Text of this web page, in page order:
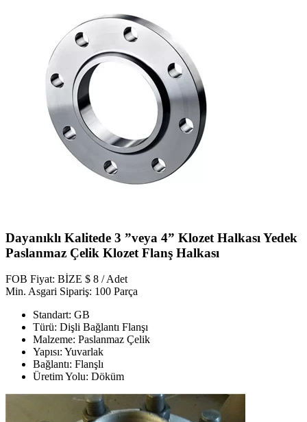
Dayanıklı Kalitede 3 ”veya 4” Klozet Halkası Yedek
Paslanmaz Çelik Klozet Flanş Halkası
FOB Fiyat: BİZE $ 8 / Adet
Min. Asgari Sipariş: 100 Parça
Standart: GB
Türü: Dişli Bağlantı Flanşı
Malzeme: Paslanmaz Çelik
Yapısı: Yuvarlak
Bağlantı: Flanşlı
Üretim Yolu: Döküm